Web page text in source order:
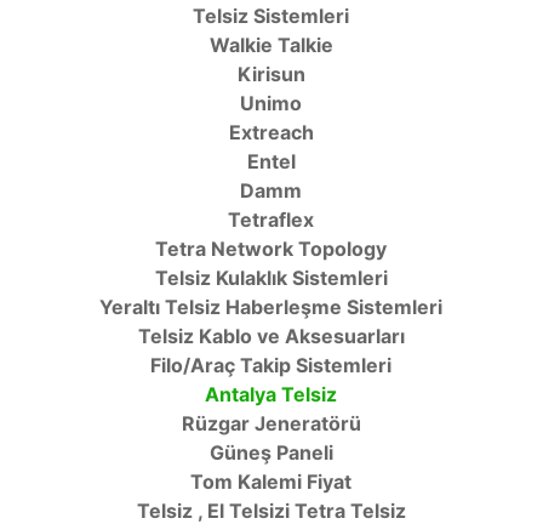
Telsiz Sistemleri
Walkie Talkie
Kirisun
Unimo
Extreach
Entel
Damm
Tetraflex
Tetra Network Topology
Telsiz Kulaklık Sistemleri
Yeraltı Telsiz Haberleşme Sistemleri
Telsiz Kablo ve Aksesuarları
Filo/Araç Takip Sistemleri
Antalya Telsiz
Rüzgar Jeneratörü
Güneş Paneli
Tom Kalemi Fiyat
Telsiz , El Telsizi Tetra Telsiz